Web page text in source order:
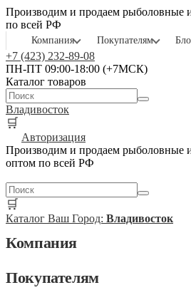
Производим и продаем рыболовные
по всей РФ
Компания Покупателям
+7 (423) 232-89-08
ПН-ПТ 09:00-18:00 (+7МСК)
Каталог товаров
Владивосток
🛒
Авторизация
Производим и продаем рыболовные
оптом по всей РФ
🛒
Каталог Ваш Город: Владивосток
Компания
Покупателям